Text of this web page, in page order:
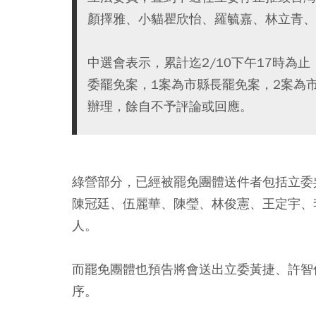
顏擇雅、小貓瞿欣怡、羅毓嘉、林立青
中選會表示，累計迄2/10下午17時為
委罷免案，1案為市縣長罷免案，2案為
辦理，餘自不予評論或回應。
綠營部分，已經被罷免團體送件者包括立
陳冠廷、伍麗華、陳瑩、林俊憲、王定宇
人。
而罷免團體也預告將會送出立委黃捷、許
序。